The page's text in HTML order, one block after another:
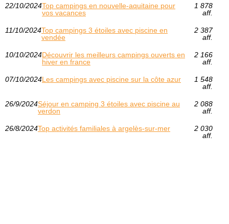
22/10/2024Top campings en nouvelle-aquitaine pour
vos vacances
1 878
aff.
11/10/2024Top campings 3 étoiles avec piscine en
vendée
2 387
aff.
10/10/2024Découvrir les meilleurs campings ouverts en
hiver en france
2 166
aff.
07/10/2024Les campings avec piscine sur la côte azur
1 548
aff.
26/9/2024Séjour en camping 3 étoiles avec piscine au
verdon
2 088
aff.
26/8/2024Top activités familiales à argelès-sur-mer
2 030
aff.